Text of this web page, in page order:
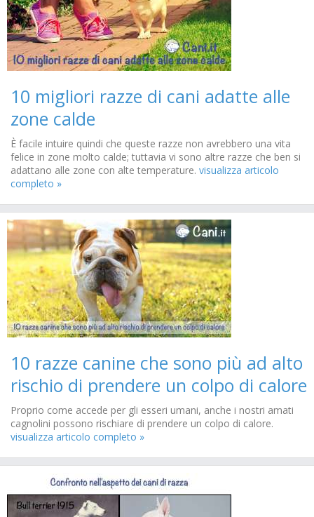
10 migliori razze di cani adatte alle
zone calde
È facile intuire quindi che queste razze non avrebbero una vita
felice in zone molto calde; tuttavia vi sono altre razze che ben si
adattano alle zone con alte temperature. visualizza articolo
completo »
10 razze canine che sono più ad alto
rischio di prendere un colpo di calore
Proprio come accede per gli esseri umani, anche i nostri amati
cagnolini possono rischiare di prendere un colpo di calore.
visualizza articolo completo »